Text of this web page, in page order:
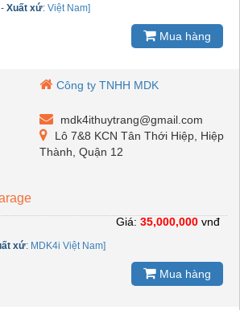
- Xuất xứ: Việt Nam]
Mua hàng
Công ty TNHH MDK
mdk4ithuytrang@gmail.com
Lô 7&8 KCN Tân Thới Hiệp, Hiệp
Thành, Quận 12
xứ: MDK4i Việt Nam]
Giá: 35,000,000 vnđ
Mua hàng